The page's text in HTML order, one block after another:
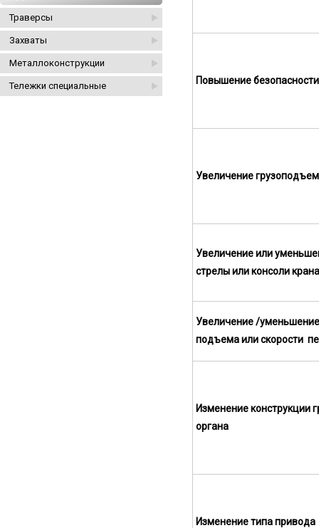
Траверсы
Захваты
Металлоконструкции
Тележки специальные Повышение безопасности
Увеличение
Увеличение или
стрелы или консоли крана
Увеличение /уменьшение
подъема или скорости
Изменение конструкции
органа
Изменение типа привода